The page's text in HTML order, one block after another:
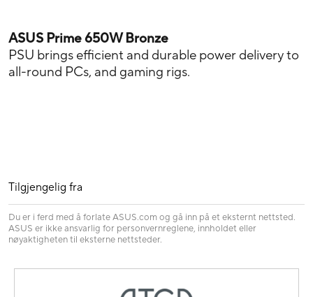
ASUS Prime 650W Bronze
PSU brings efficient and durable power delivery to
all-round PCs, and gaming rigs.
Tilgjengelig fra
Du er i ferd med å forlate ASUS.com og gå inn på et eksternt nettsted.
ASUS er ikke ansvarlig for personvernreglene, innholdet eller
nøyaktigheten til eksterne nettsteder.